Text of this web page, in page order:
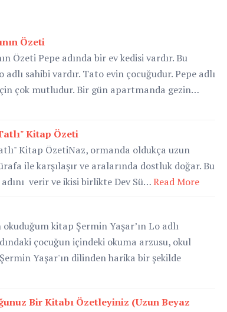
Özeti
Özeti Pepe adında bir ev kedisi vardır. Bu
sahibi vardır. Tato evin çocuğudur. Pepe adlı
çok mutludur. Bir gün apartmanda gezin…
Kitap Özeti
Kitap ÖzetiNaz, ormanda oldukça uzun
ile karşılaşır ve aralarında dostluk doğar. Bu
verir ve ikisi birlikte Dev Sü…Read More
kitap Şermin Yaşar’ın Lo adlı
çocuğun içindeki okuma arzusu, okul
Yaşar'ın dilinden harika bir şekilde
Bir Kitabı Özetleyiniz (Uzun Beyaz